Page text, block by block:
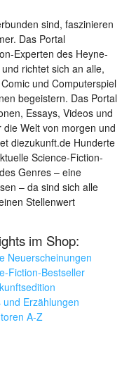
sind, faszinieren
Das Portal
Experten des Heyne-
richtet sich an alle,
und Computerspiel
begeistern. Das Portal
Essays, Videos und
Welt von morgen und
diezukunft.de Hunderte
Science-Fiction-
Genres – eine
– da sind sich alle
Stellenwert
im Shop:
Neuerscheinungen
Fiction-Bestseller
und Erzählungen
A-Z